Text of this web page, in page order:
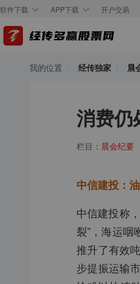
软件下载 APP下载 开户交易
我的位置 经传独家 晨
消费仍
栏目： 晨会纪要
中信建投：
中信建投称
裂”，海运咽
推升了有效
步提振运输